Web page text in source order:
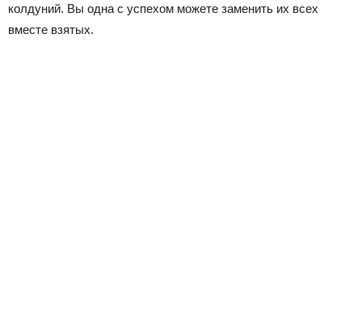
колдуний. Вы одна с успехом можете заменить их всех
вместе взятых.